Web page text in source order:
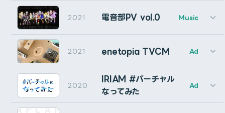
autoRectではないレイヤーはスキップされ、スキップさ
れたレイヤーはステータスメッセージに表示されます。
Bakeボタン
このボタンをクリックすると、autoRectが現在の状態で
通常のシェイプレイヤーに変換されます。
Typography Design: Asteroid, Yuu Takahashi
Handwritten Animation: Asteroid
Background CG: Shigu, Cumuloworks
Movie Director : Keisuke Sato (Taki Corporation)
Movie Producer : Mamoru Tsujimoto (Taki
Motion Graphics: Cumuloworks
花譜のライブ「不可解弐REBUILDING Q3」の新曲「未
観測」の映像演出を担当しました。
CG Producer: Hideyuki Negishi
Typography Design: Asteroid
Typography Motion Graphics: Cumuloworks
Background CGI: Shigu
理芽 1st ONE-MAN LIVE「ニューロマンス」にて、オ
リジナル楽曲「ラヴソング」の映像演出を担当しました。
Typography Design: Asteroid
2021 電音部PV vol.0 Music
2021 enetopia TVCM Ad
2020
IRIAM #バーチャル
なってみた
Ad